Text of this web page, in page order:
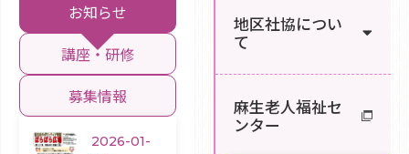
地区社協につい
て
麻生老人福祉セ
ンター
お知らせ
講座・研修
募集情報
2026-01-